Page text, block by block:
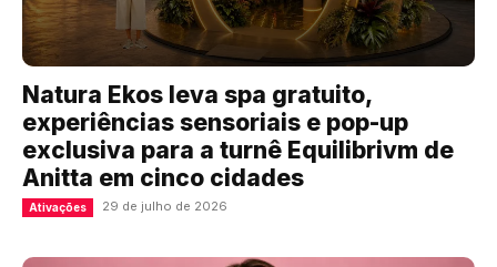
Natura Ekos leva spa gratuito,
experiências sensoriais e pop-up
exclusiva para a turnê Equilibrivm de
Anitta em cinco cidades
Ativações 29 de julho de 2026